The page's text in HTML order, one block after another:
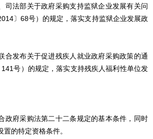
司法部关于政府采购支持监狱企业发展有关问
〕68号）的规定，落实支持监狱企业发展政
合发布关于促进残疾人就业政府采购政策的通
号）的规定，落实支持残疾人福利性单位发
政府采购法第二十二条规定的基本条件，同时
的特定资格条件。